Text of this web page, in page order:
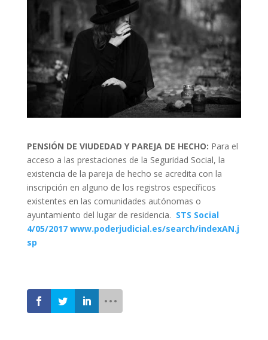
PENSIÓN DE VIUDEDAD Y PAREJA DE HECHO: Para el
acceso a las prestaciones de la Seguridad Social, la
existencia de la pareja de hecho se acredita con la
inscripción en alguno de los registros específicos
existentes en las comunidades autónomas o
ayuntamiento del lugar de residencia. STS Social
4/05/2017 www.poderjudicial.es/search/indexAN.j
sp